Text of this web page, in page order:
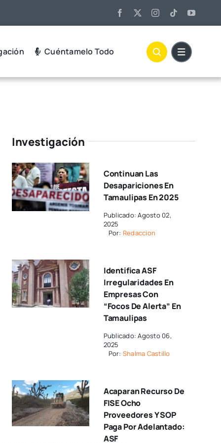
Cuéntamelo Todo
Investigación
Continuan Las
Desapariciones En
Tamaulipas En 2025
Publicado: Agosto 02,
2025
Por: Redaccion
Identifica ASF
Irregularidades En
Empresas Con
“focos De Alerta” En
Tamaulipas
Publicado: Agosto 06,
2025
Por: Shalma Castillo
Acaparan Recurso De
FISE Ocho
Proveedores Y SOP
Paga Por Adelantado:
ASF